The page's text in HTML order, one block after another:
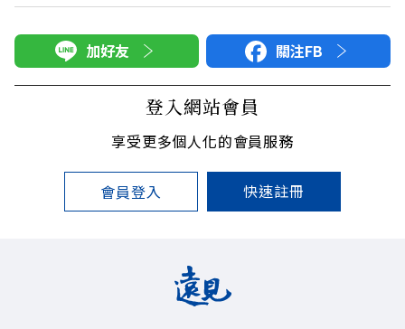
加好友 關注FB
登入網站會員
享受更多個人化的會員服務
會員登入 快速註冊